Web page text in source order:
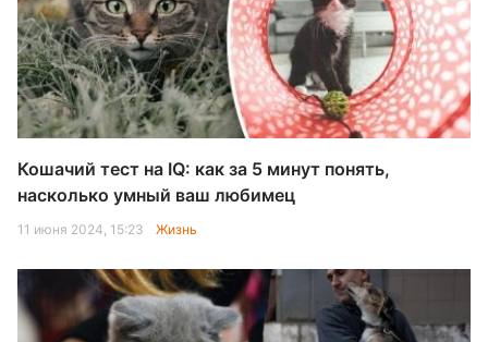
Кошачий тест на IQ: как за 5 минут понять,
насколько умный ваш любимец
11 июня 2024, 15:23 Жизнь